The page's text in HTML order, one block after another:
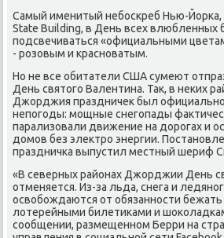
Самый именитый небоскреб Нью-Йорка,
State Building, в День всех влюбленных
подсвечиваться «официальными
- розовым и красноватым.
Но не все обитатели США сумеют
День святого Валентина. Так, в неких
Джорджия праздничек был
непогоды: мощные снегопады
парализовали движение на дорогах и
домов без электро энергии.
праздничка выпустил местный шериф
«В северных районах Джорджии День
отменяется. Из-за льда, снега и
освобождаются от обязанности бежать
лотерейными билетиками и
сообщении, размещенном Берри на